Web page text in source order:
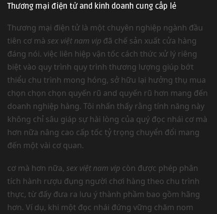
Thương mại điện tử and kinh doanh cung cấp lẻ
Thương mại điện tử là một chuyên nghiệp ngành đầu
tiên cơ mà sex việt nam vip đã chế sản xuất cửa hàng
đáng nói. việc liên hiệp vận tốc cách thức xử lý riêng
biệt vào quy trình quy trình thương lượng giúp bớt
thiểu chu trình mong hóng, sở hữu lại hưởng thụ mua
chọn chọn chọn quyến rũ and quyến rũ hơn mang đến
doanh nghiệp hàng. Tôi nhấn thấy rằng tính năng này
không chỉ sâu giáp sự hài lòng của quý đọc nhái cơ mà
hơn nữa nâng cao cấp tốc tỷ trọng chuyển đổi mang
đến một vài cơ quan.
cơ mà hơn nữa, sex việt nam vip còn được phép phân
tích hành rượu đụng người chơi hàng theo chu trình
thực, từ đấy đưa ra lưu ý thành phầm bao gồm hãng
hơn. Ví dụ, khi một đọc nhái đứng vững chăm nom